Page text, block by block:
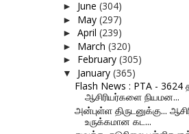
► June (304)
► May (297)
► April (239)
► March (320)
► February (305)
▼ January (365)
Flash News : PTA - 3624
ஆசிரியர்களை நியமன...
அன்புள்ள திருடனுக்கு...
உருக்கமான கட...